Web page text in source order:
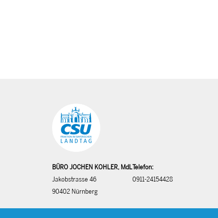
BÜRO JOCHEN KOHLER, MdL
Jakobstrasse 46
90402 Nürnberg
Telefon:
0911-24154428